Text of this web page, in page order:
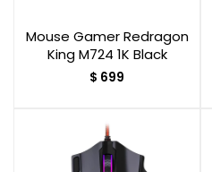
Mouse Gamer Redragon
King M724 1K Black
$ 699